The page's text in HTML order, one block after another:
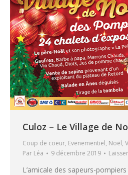
Culoz – Le Village de
Coup de coeur, Evenementiel, Noël,
Par Léa 9 décembre 2019
L’amicale des sapeurs-